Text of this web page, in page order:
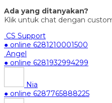
Ada yang ditanyakan?
Klik untuk chat dengan
CS Support
● online 6281210001500
Angel
● online 6281932994299
Nia
● online 6287765888225